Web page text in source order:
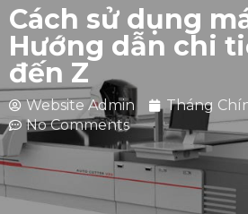
Cách sử dụng
Hướng dẫn chi
đến Z
Website Admin
Tháng
No Comments